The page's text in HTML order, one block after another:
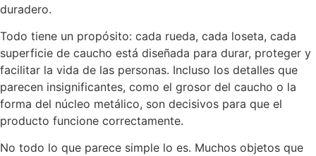
duradero.
Todo tiene un propósito: cada rueda, cada loseta, cada
superficie de caucho está diseñada para durar, proteger y
facilitar la vida de las personas. Incluso los detalles que
parecen insignificantes, como el grosor del caucho o la
forma del núcleo metálico, son decisivos para que el
producto funcione correctamente.
No todo lo que parece simple lo es. Muchos objetos que